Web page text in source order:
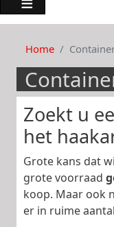
Home
Zoekt u
het
Grote kans dat
grote voorraad
koop. Maar ook
er in ruime